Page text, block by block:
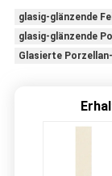
glasig-glänzende
glasig-glänzende
Glasierte